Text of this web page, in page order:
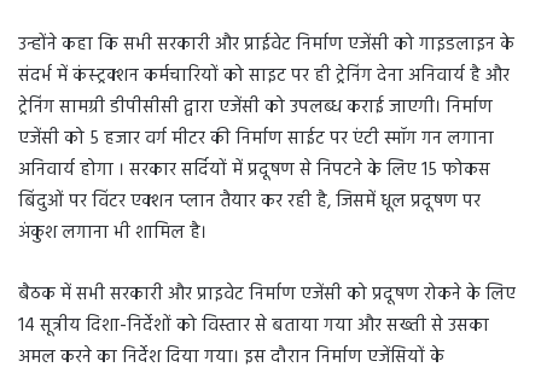
उन्होंने कहा कि सभी सरकारी और प्राईवेट निर्माण एजेंसी को गाइडलाइन के
संदर्भ में कंस्ट्रक्शन कर्मचारियों को साइट पर ही ट्रेनिंग देना अनिवार्य है और
ट्रेनिंग सामग्री डीपीसीसी द्वारा एजेंसी को उपलब्ध कराई जाएगी। निर्माण
एजेंसी को 5 हजार वर्ग मीटर की निर्माण साईट पर एंटी स्मॉग गन लगाना
अनिवार्य होगा । सरकार सर्दियों में प्रदूषण से निपटने के लिए 15 फोकस
बिंदुओं पर विंटर एक्शन प्लान तैयार कर रही है, जिसमें धूल प्रदूषण पर
अंकुश लगाना भी शामिल है।
बैठक में सभी सरकारी और प्राइवेट निर्माण एजेंसी को प्रदूषण रोकने के लिए
14 सूत्रीय दिशा-निर्देशों को विस्तार से बताया गया और सख्ती से उसका
अमल करने का निर्देश दिया गया। इस दौरान निर्माण एजेंसियों के